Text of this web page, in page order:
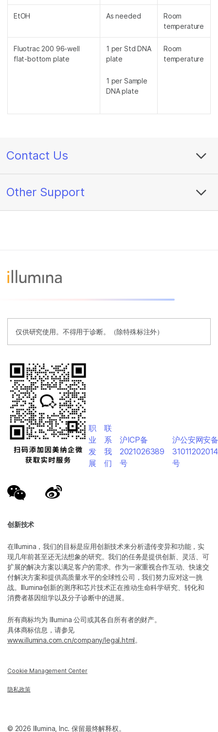
EtOH As needed
Room
temperature
Fluotrac 200 96-well
flat-bottom plate
1 per Std DNA
plate
1 per Sample
DNA plate
Room
temperature
Contact Us
Other Support
仅供研究使用。不得用于诊断。（除特殊标注外）
创新技术
在Illumina，我们的目标是应用创新技术来分析遗传变异和功能，实
现几年前甚至还无法想象的研究。我们的任务是提供创新、灵活、可
扩展的解决方案以满足客户的需求。作为一家重视合作互动、快速交
付解决方案和提供高质量水平的全球性公司，我们努力应对这一挑
战。Illumina创新的测序和芯片技术正在推动生命科学研究、转化和
消费者基因组学以及分子诊断中的进展。
所有商标均为 Illumina 公司或其各自所有者的财产。
具体商标信息，请参见
www.illumina.com.cn/company/legal.html。
Cookie Management Center
隐私政策
职
业
发
展
联
系
我
们
沪ICP备
2021026389
号
沪公安网安
号
© 2026 Illumina, Inc. 保留最终解释权。